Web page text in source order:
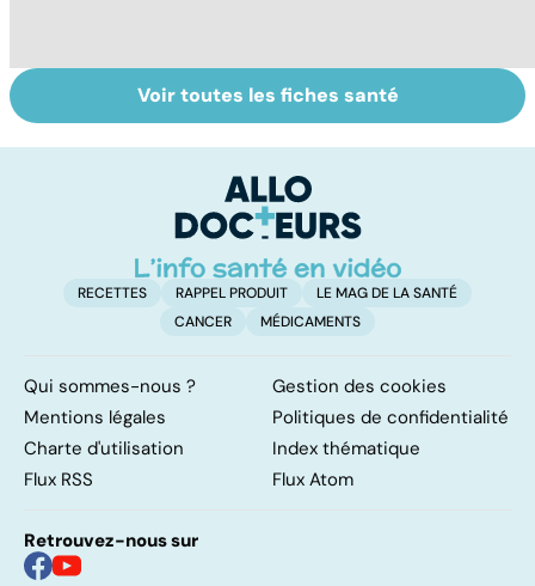
Soins dentaires :
on n'arrête pas le
Bruxisme : quand
les dents
Voir toutes les fiches santé
RECETTES RAPPEL PRODUIT
LE MAG DE LA SANTÉ
CANCER
MÉDICAMENTS
Qui sommes-nous ?
Gestion des cookies
Mentions légales
Politiques de confidentialité
Charte d'utilisation
Index thématique
Flux RSS
Flux Atom
Retrouvez-nous sur